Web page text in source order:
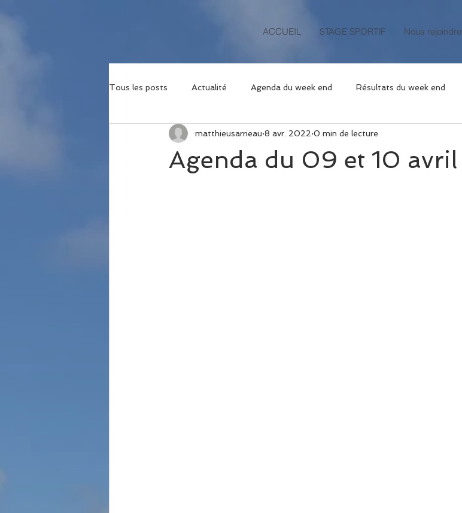
ACCUEIL STAGE SPORTIF Nous rejoindre
Tous les posts Actualité Agenda du week end Résultats du week end
Agenda du 09 et 10 avril
matthieusarrieau 8 avr. 2022 0 min de lecture